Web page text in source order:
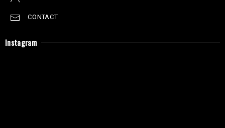
CONTACT
Instagram